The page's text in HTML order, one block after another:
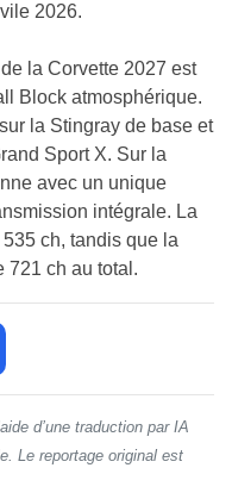
2026.
la Corvette 2027 est
Block atmosphérique.
la Stingray de base et
Sport X. Sur la
avec un unique
intégrale. La
ch, tandis que la
721 ch au total.
d’une traduction par IA
Le reportage original est